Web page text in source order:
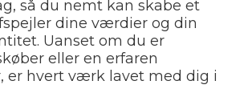
så du nemt kan skabe et
dine værdier og din
Uanset om du er
eller en erfaren
er hvert værk lavet med dig i